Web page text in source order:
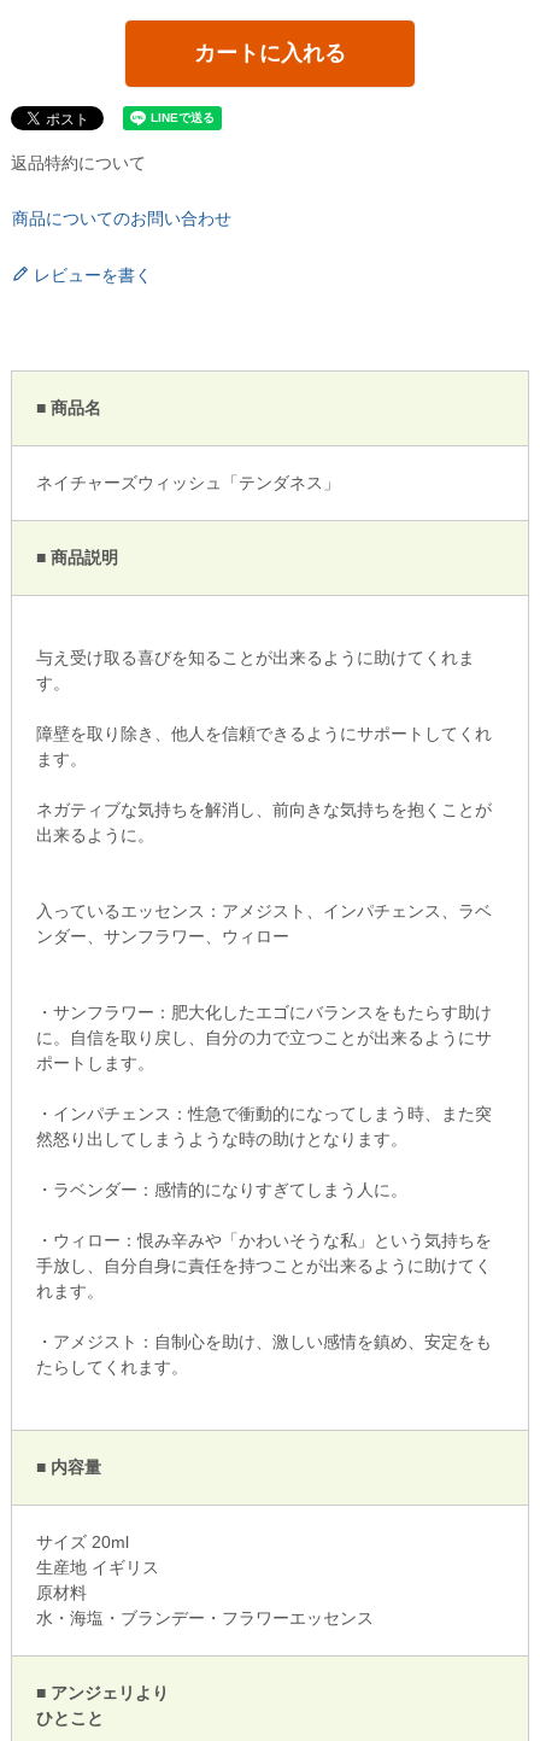
カートに入れる
返品特約について
商品についてのお問い合わせ
レビューを書く
■ 商品名
ネイチャーズウィッシュ「テンダネス」
■ 商品説明
与え受け取る喜びを知ることが出来るように助けてくれま
す。
障壁を取り除き、他人を信頼できるようにサポートしてくれ
ます。
ネガティブな気持ちを解消し、前向きな気持ちを抱くことが
出来るように。
入っているエッセンス：アメジスト、インパチェンス、ラベ
ンダー、サンフラワー、ウィロー
・サンフラワー：肥大化したエゴにバランスをもたらす助け
に。自信を取り戻し、自分の力で立つことが出来るようにサ
ポートします。
・インパチェンス：性急で衝動的になってしまう時、また突
然怒り出してしまうような時の助けとなります。
・ラベンダー：感情的になりすぎてしまう人に。
・ウィロー：恨み辛みや「かわいそうな私」という気持ちを
手放し、自分自身に責任を持つことが出来るように助けてく
れます。
・アメジスト：自制心を助け、激しい感情を鎮め、安定をも
たらしてくれます。
■ 内容量
サイズ 20ml
生産地 イギリス
原材料
水・海塩・ブランデー・フラワーエッセンス
■ アンジェリより
ひとこと